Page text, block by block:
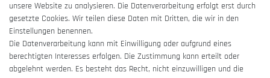
Vertrag widerrufen
unsere Website zu analysieren. Die Datenverarbeitung erfolgt erst durch
gesetzte Cookies. Wir teilen diese Daten mit Dritten, die wir in den
Einstellungen benennen.
Die Datenverarbeitung kann mit Einwilligung oder aufgrund eines
berechtigten Interesses erfolgen. Die Zustimmung kann erteilt oder
abgelehnt werden. Es besteht das Recht, nicht einzuwilligen und die